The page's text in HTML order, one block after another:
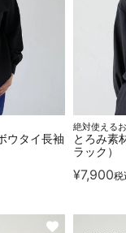
ウタイ長袖
絶対使える
とろみ素
ラック）
¥7,900税